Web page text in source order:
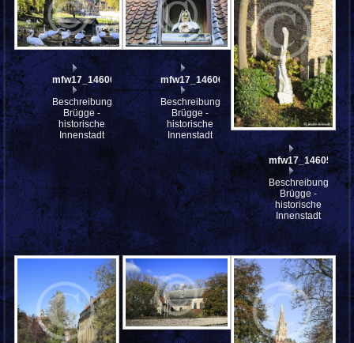
mfw17_146061
Beschreibung:
Brügge -
historische
Innenstadt
mfw17_146060
Beschreibung:
Brügge -
historische
Innenstadt
mfw17_146058
Beschreibung:
Brügge -
historische
Innenstadt